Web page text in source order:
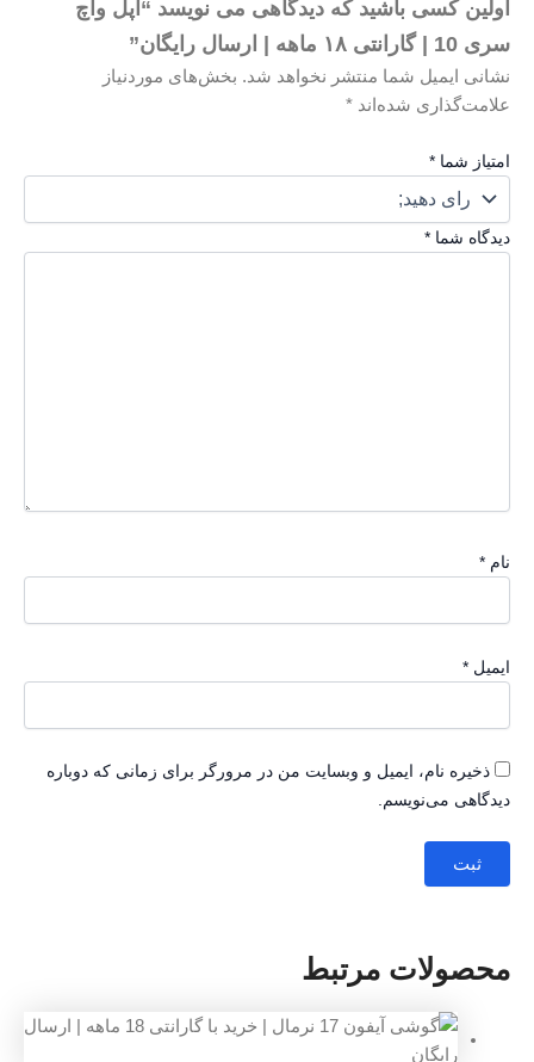
که دیدگاهی می نویسد “اپل واچ
منتشر نخواهد شد. بخش‌های موردنیاز
*
و وبسایت من در مرورگر برای زمانی که دوباره
مرتبط